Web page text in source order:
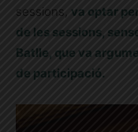
sessions, va optar
de les sessions,
Batlle, que va
de participació.